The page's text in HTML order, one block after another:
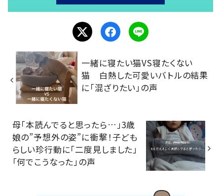
一緒に寝たい猫VS寝たくない
猫 白熱した可愛いバトルの結果
に「混ざりたい」の声
母「本読んでると思ったら…」3歳
娘の”予想外の姿”に衝撃！子ども
らしい珍行動に「二度見しました」
「何でこうなった」の声